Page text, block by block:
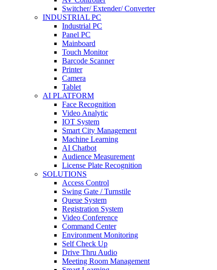
Switcher/ Extender/ Converter
INDUSTRIAL PC
Industrial PC
Panel PC
Mainboard
Touch Monitor
Barcode Scanner
Printer
Camera
Tablet
AI PLATFORM
Face Recognition
Video Analytic
IOT System
Smart City Management
Machine Learning
AI Chatbot
Audience Measurement
License Plate Recognition
SOLUTIONS
Access Control
Swing Gate / Turnstile
Queue System
Registration System
Video Conference
Command Center
Environment Monitoring
Self Check Up
Drive Thru Audio
Meeting Room Management